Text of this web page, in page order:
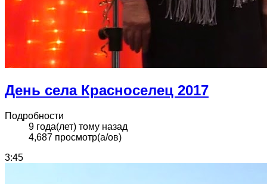
День села Красноселец 2017
Подробности
9 года(лет) тому назад
4,687 просмотр(а/ов)
3:45